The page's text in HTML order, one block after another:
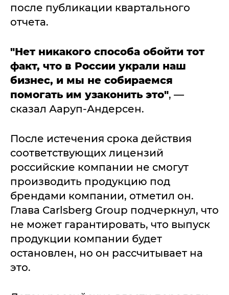
после публикации квартального
отчета.
"Нет никакого способа обойти тот
факт, что в России украли наш
бизнес, и мы не собираемся
помогать им узаконить это", —
сказал Ааруп-Андерсен.
После истечения срока действия
соответствующих лицензий
российские компании не смогут
производить продукцию под
брендами компании, отметил он.
Глава Carlsberg Group подчеркнул, что
не может гарантировать, что выпуск
продукции компании будет
остановлен, но он рассчитывает на
это.